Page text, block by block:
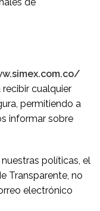
de
cualquier
permitiendo a
informar sobre
políticas, el
Transparente, no
electrónico